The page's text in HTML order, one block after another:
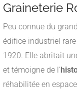
Graineterie
Peu connue du
édifice industriel
1920. Elle abritait
et témoigne de l’
réhabilitée en